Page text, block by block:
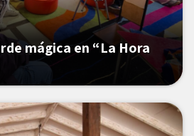
mágica en “La Hora